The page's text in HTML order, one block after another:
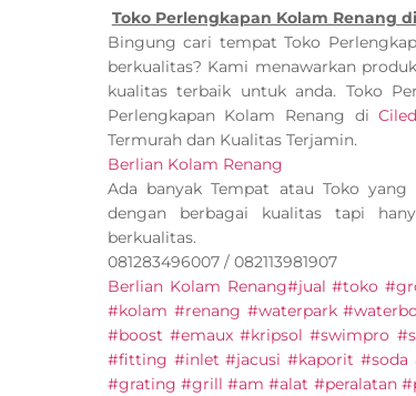
Toko Perlengkapan Kolam Renang
Bingung cari tempat Toko
berkualitas? Kami menawarkan
kualitas terbaik untuk anda. Toko
Perlengkapan Kolam Renang di
Termurah dan Kualitas Terjamin.
Berlian Kolam Renang
Ada banyak Tempat atau Toko
dengan berbagai kualitas tapi
berkualitas.
081283496007 / 082113981907
Berlian Kolam Renang#jual #toko
#kolam #renang #waterpark
#boost #emaux #kripsol #swimpro
#fitting #inlet #jacusi #kaporit #soda
#grating #grill #am #alat #peralatan